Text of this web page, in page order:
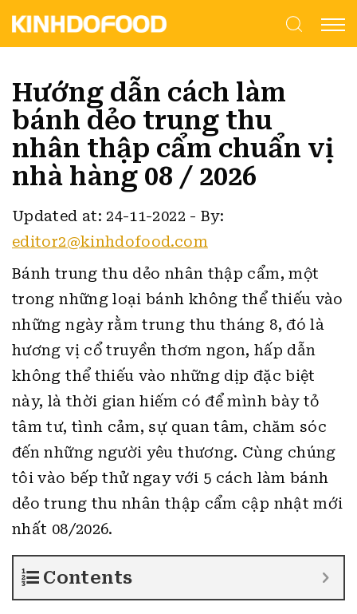
Hướng dẫn cách làm
bánh dẻo trung thu
nhân thập cẩm chuẩn vị
nhà hàng 08 / 2026
Updated at: 24-11-2022 -By:
editor2@kinhdofood.com
Bánh trung thu dẻo nhân thập cẩm, một
trong những loại bánh không thể thiếu vào
những ngày rằm trung thu tháng 8, đó là
hương vị cổ truyền thơm ngon, hấp dẫn
không thể thiếu vào những dịp đặc biệt
này, là thời gian hiếm có để mình bày tỏ
tâm tư, tình cảm, sự quan tâm, chăm sóc
đến những người yêu thương. Cùng chúng
tôi vào bếp thử ngay với 5 cách làm bánh
dẻo trung thu nhân thập cẩm cập nhật mới
nhất 08/2026.
Contents